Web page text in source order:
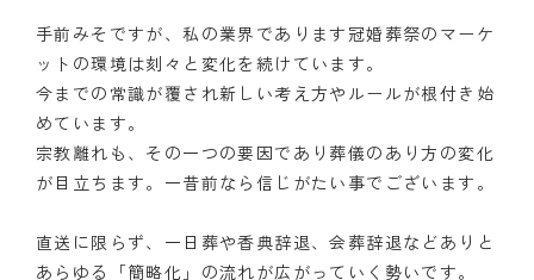
手前みそですが、私の業界であります冠婚葬祭のマーケ
ットの環境は刻々と変化を続けています。
今までの常識が覆され新しい考え方やルールが根付き始
めています。
宗教離れも、その一つの要因であり葬儀のあり方の変化
が目立ちます。一昔前なら信じがたい事でございます。
直送に限らず、一日葬や香典辞退、会葬辞退などありと
あらゆる「簡略化」の流れが広がっていく勢いです。